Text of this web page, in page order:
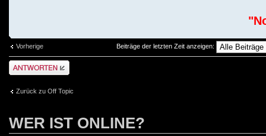
Vorherige Beiträge der letzten Zeit anzeigen:
Antwort schreiben
Zurück zu Off Topic
WER IST ONLINE?